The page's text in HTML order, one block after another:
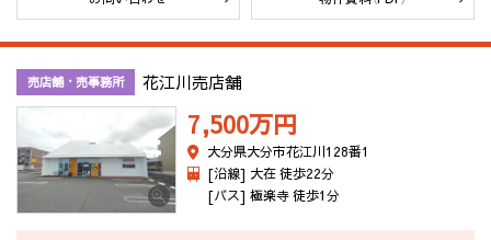
売店舗・売事務所 花江川売店舗
7,500万円
大分県大分市花江川128番1
[沿線] 大在 徒歩22分
[バス] 極楽寺 徒歩1分